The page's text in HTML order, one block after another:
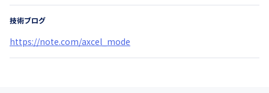
技術ブログ
https://note.com/axcel_mode